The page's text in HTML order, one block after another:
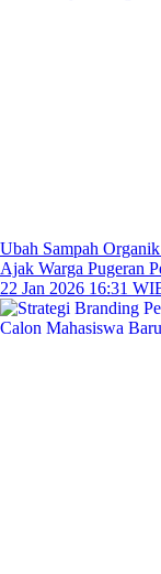
Ubah Sampah
Ajak Warga Pugeran
22 Jan 2026 16:31